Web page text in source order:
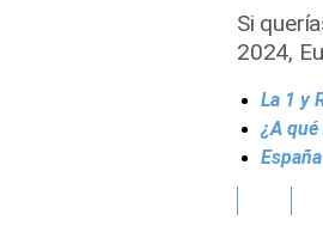
Si
2024,
La 1 y
¿A